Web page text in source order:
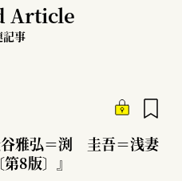
Article
記事
雅弘＝渕 圭吾＝浅妻
8版〕』